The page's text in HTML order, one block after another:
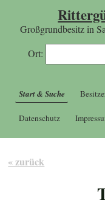
Großgrundbesitz in
Ort:
Start & Suche
Datenschutz
« zurück